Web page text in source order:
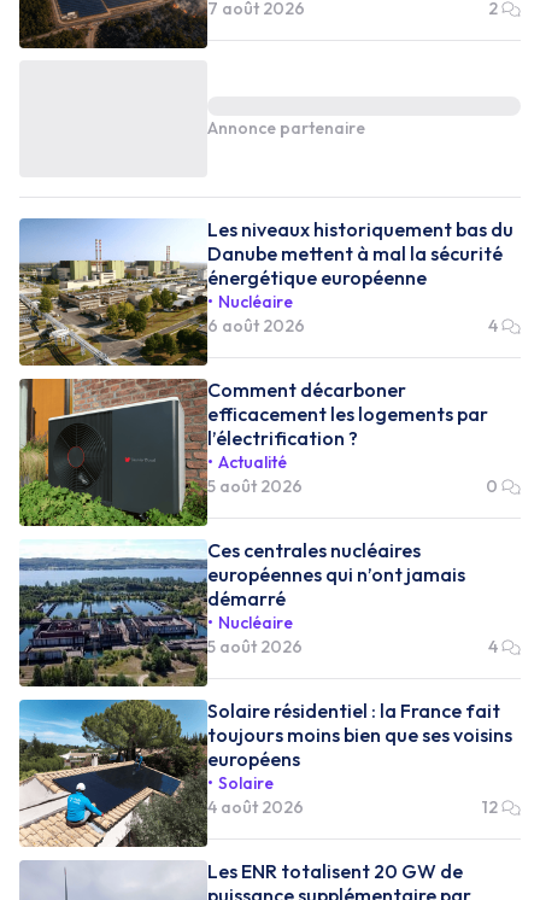
7 août 2026
2
Annonce partenaire
Les niveaux historiquement bas du
Danube mettent à mal la sécurité
énergétique européenne
Nucléaire
6 août 2026
4
Comment décarboner
efficacement les logements par
l’électrification ?
Actualité
5 août 2026
0
Ces centrales nucléaires
européennes qui n’ont jamais
démarré
Nucléaire
5 août 2026
4
Solaire résidentiel : la France fait
toujours moins bien que ses voisins
européens
Solaire
4 août 2026
12
Les ENR totalisent 20 GW de
puissance supplémentaire par